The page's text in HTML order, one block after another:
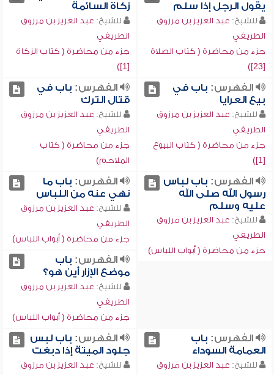
يقول الرجل إذا سلم
للشيخ: عبد العزيز بن مرزوق
الطريفي
جزء من محاضرة ( كتاب الصلاة
[23])
زكاة السائمة
للشيخ: عبد العزيز بن مرزوق
الطريفي
جزء من محاضرة ( كتاب الزكاة
[1])
الفهرس: باب في
بيع العرايا
للشيخ: عبد العزيز بن مرزوق
الطريفي
جزء من محاضرة ( كتاب البيوع
[1])
الفهرس: باب في
قتال الترك
للشيخ: عبد العزيز بن مرزوق
الطريفي
جزء من محاضرة ( كتاب
الملاحم)
الفهرس: باب لباس
رسول الله صلى الله
عليه وسلم
للشيخ: عبد العزيز بن مرزوق
الطريفي
جزء من محاضرة ( أبواب اللباس)
الفهرس: باب ما
نهي عنه من اللباس
للشيخ: عبد العزيز بن مرزوق
الطريفي
جزء من محاضرة ( أبواب اللباس)
الفهرس: باب
موضع الإزار أين هو؟
للشيخ: عبد العزيز بن مرزوق
الطريفي
جزء من محاضرة ( أبواب اللباس)
الفهرس: باب
العمامة السوداء
للشيخ: عبد العزيز بن مرزوق
الفهرس: باب لبس
جلود الميتة إذا دبغت
للشيخ: عبد العزيز بن مرزوق